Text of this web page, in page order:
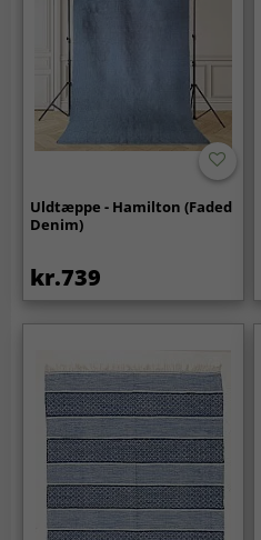
Uldtæppe - Hamilton (Faded
Denim)
kr.739